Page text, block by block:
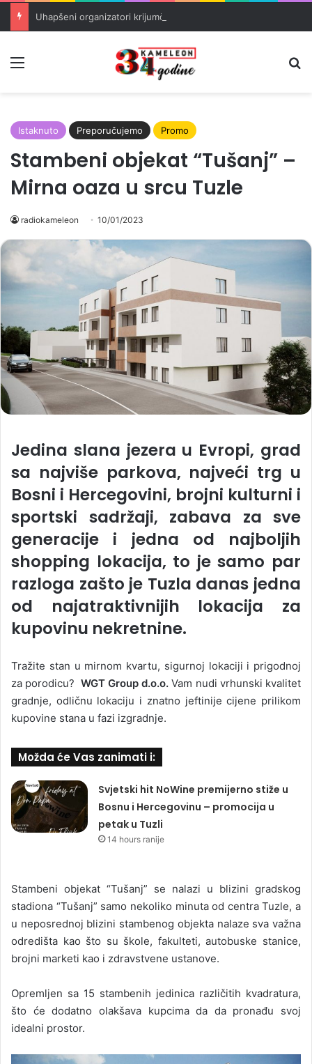
Istaknuto Preporučujemo Promo
Stambeni objekat “Tušanj” –
Mirna oaza u srcu Tuzle
radiokameleon 10/01/2023
Jedina slana jezera u Evropi, grad
sa najviše parkova, najveći trg u
Bosni i Hercegovini, brojni kulturni i
sportski sadržaji, zabava za sve
generacije i jedna od najboljih
shopping lokacija, to je samo par
razloga zašto je Tuzla danas jedna
od najatraktivnijih lokacija za
kupovinu nekretnine.
Tražite stan u mirnom kvartu, sigurnoj lokaciji i prigodnoj
za porodicu? WGT Group d.o.o.Vam nudi vrhunski kvalitet
gradnje, odličnu lokaciju i znatno jeftinije cijene prilikom
kupovine stana u fazi izgradnje.
Možda će Vas zanimati i:
Svjetski hit NoWine premijerno stiže u
Bosnu i Hercegovinu – promocija u
petak u Tuzli
14 hours ranije
Stambeni objekat “Tušanj” se nalazi u blizini gradskog
stadiona “Tušanj” samo nekoliko minuta od centra Tuzle, a
u neposrednoj blizini stambenog objekta nalaze sva važna
odredišta kao što su škole, fakulteti, autobuske stanice,
brojni marketi kao i zdravstvene ustanove.
Opremljen sa 15 stambenih jedinica različitih kvadratura,
što će dodatno olakšava kupcima da da pronađu svoj
idealni prostor.